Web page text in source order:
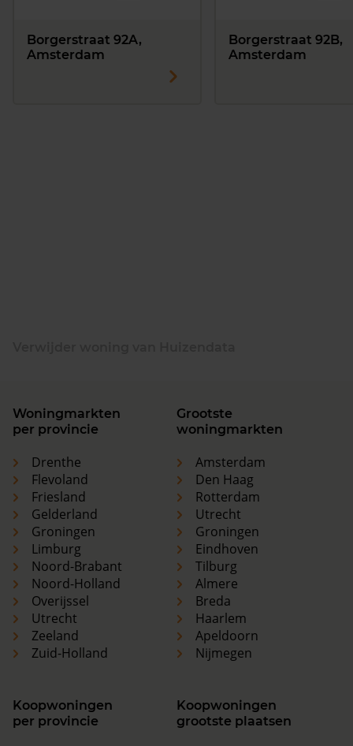
Borgerstraat 92A,
Amsterdam
Borgerstraat 92B,
Amsterdam
Woningmarkten
per provincie
Drenthe
Flevoland
Friesland
Gelderland
Groningen
Limburg
Noord-Brabant
Noord-Holland
Overijssel
Utrecht
Zeeland
Zuid-Holland
Grootste
woningmarkten
Amsterdam
Den Haag
Rotterdam
Utrecht
Groningen
Eindhoven
Tilburg
Almere
Breda
Haarlem
Apeldoorn
Nijmegen
Koopwoningen
per provincie
Koopwoningen
grootste plaatsen